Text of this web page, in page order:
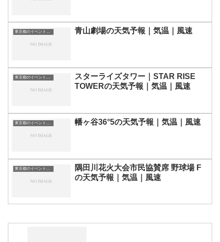
東京都のイベント会場一覧 青山劇場の天気予報｜気温｜風速
スターライズタワー｜STAR RISE
TOWERの天気予報｜気温｜風速
幡ヶ谷36°5の天気予報｜気温｜風速
隅田川花火大会市民協賛席 野球場 F
の天気予報｜気温｜風速